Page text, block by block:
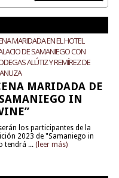
MARIDADA EN EL HOTEL
DE SAMANIEGO CON
ALÚTIZ Y REMÍREZ DE
MARIDADA DE
IN
los participantes de la
2023 de "Samaniego in
tendrá ... (leer más)